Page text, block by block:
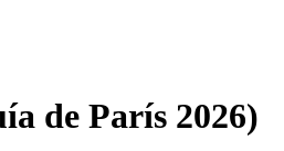
de París 2026)